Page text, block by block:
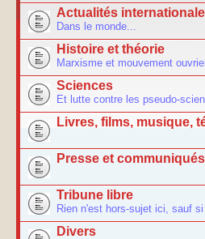
Actualités
Dans le monde...
Histoire et théorie
Marxisme et mouvement
Sciences
Et lutte contre les pseudo-
Livres, films, musique,
Presse et communiqués
Tribune libre
Rien n'est hors-sujet ici, sauf
Divers